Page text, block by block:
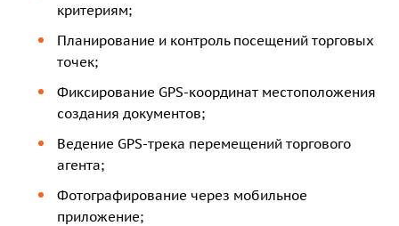
критериям;
Планирование и контроль посещений торговых
точек;
Фиксирование GPS-координат местоположения
создания документов;
Ведение GPS-трека перемещений торгового
агента;
Фотографирование через мобильное
приложение;